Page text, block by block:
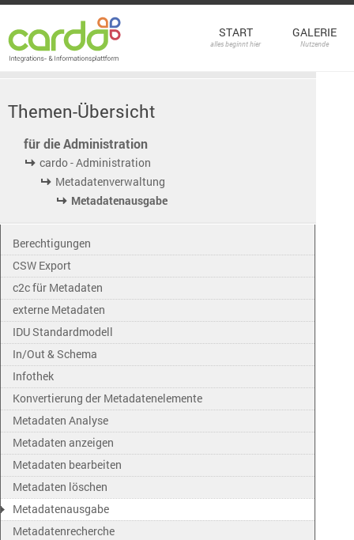
START
alles beginnt hier
GALERIE
Nutzende
Themen-Übersicht
für die Administration
cardo - Administration
Metadatenverwaltung
Metadatenausgabe
Berechtigungen
CSW Export
c2c für Metadaten
externe Metadaten
IDU Standardmodell
In/Out & Schema
Infothek
Konvertierung der Metadatenelemente
Metadaten Analyse
Metadaten anzeigen
Metadaten bearbeiten
Metadaten löschen
Metadatenausgabe
Metadatenrecherche